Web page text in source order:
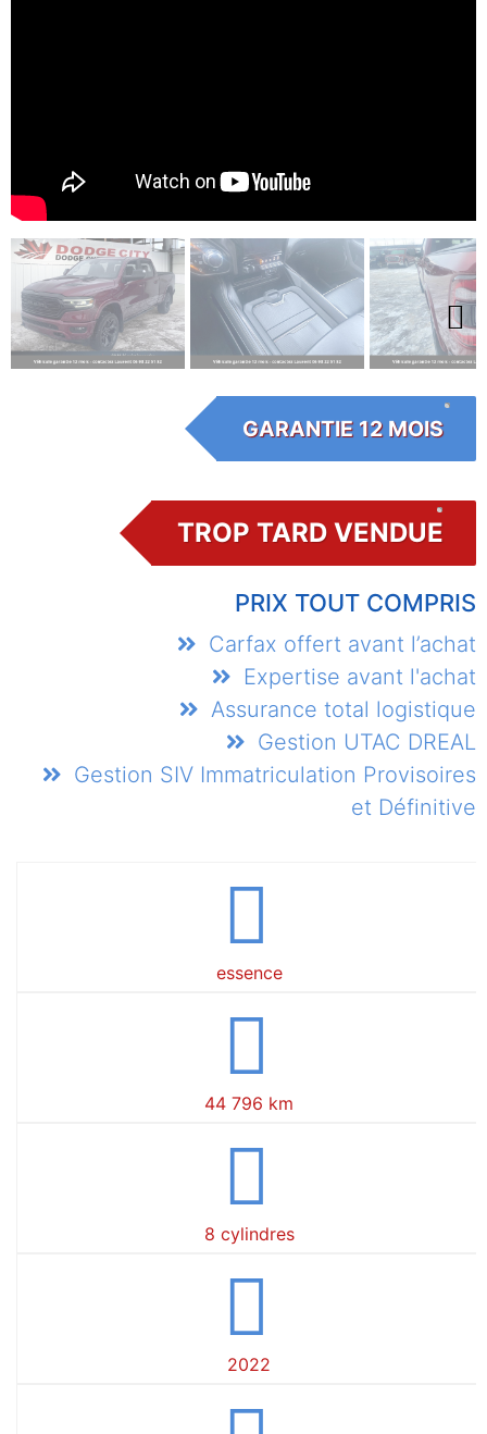
Next
GARANTIE 12 MOIS
TROP TARD VENDUE
PRIX TOUT COMPRIS
Carfax offert avant l’achat
Expertise avant l'achat
Assurance total logistique
Gestion UTAC DREAL
Gestion SIV Immatriculation Provisoires
et Définitive
essence
44 796 km
8 cylindres
2022